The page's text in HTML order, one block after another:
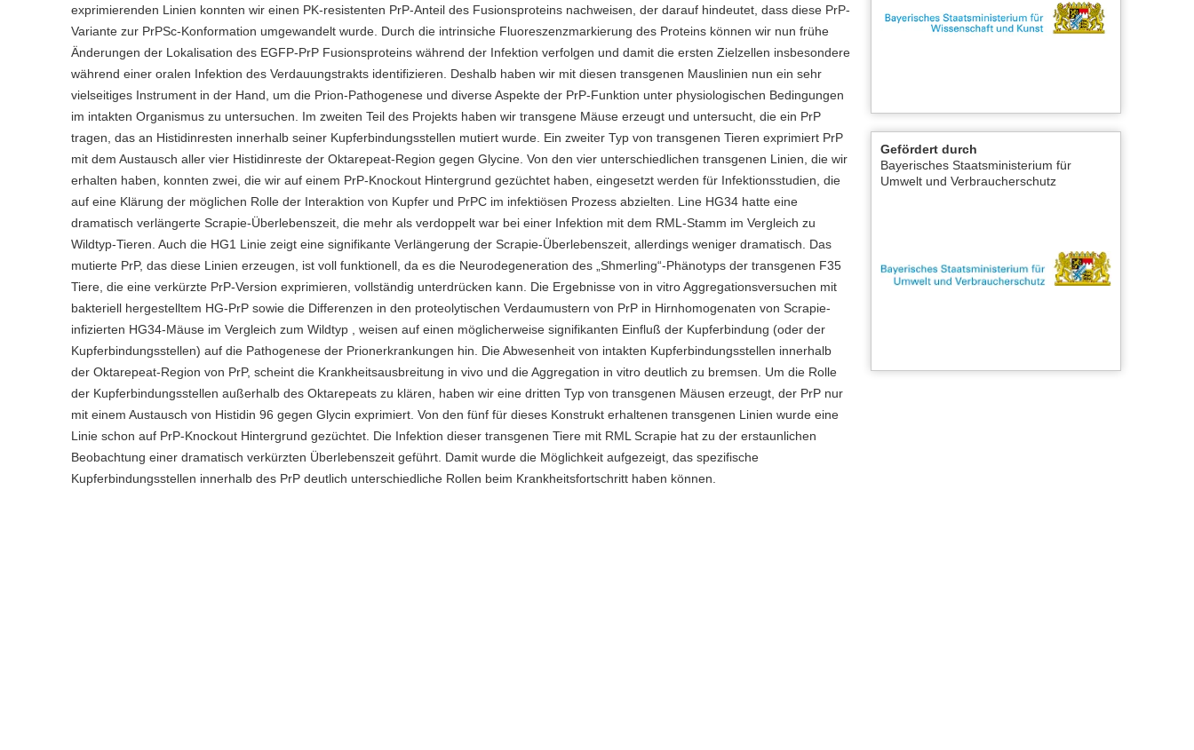
exprimierenden Linien konnten wir einen PK-resistenten PrP-Anteil des Fusionsproteins nachweisen, der darauf hindeutet, dass diese PrP-
Variante zur PrPSc-Konformation umgewandelt wurde. Durch die intrinsiche Fluoreszenzmarkierung des Proteins können wir nun frühe
Änderungen der Lokalisation des EGFP-PrP Fusionsproteins während der Infektion verfolgen und damit die ersten Zielzellen insbesondere
während einer oralen Infektion des Verdauungstrakts identifizieren. Deshalb haben wir mit diesen transgenen Mauslinien nun ein sehr
vielseitiges Instrument in der Hand, um die Prion-Pathogenese und diverse Aspekte der PrP-Funktion unter physiologischen Bedingungen
im intakten Organismus zu untersuchen. Im zweiten Teil des Projekts haben wir transgene Mäuse erzeugt und untersucht, die ein PrP
tragen, das an Histidinresten innerhalb seiner Kupferbindungsstellen mutiert wurde. Ein zweiter Typ von transgenen Tieren exprimiert PrP
mit dem Austausch aller vier Histidinreste der Oktarepeat-Region gegen Glycine. Von den vier unterschiedlichen transgenen Linien, die wir
erhalten haben, konnten zwei, die wir auf einem PrP-Knockout Hintergrund gezüchtet haben, eingesetzt werden für Infektionsstudien, die
auf eine Klärung der möglichen Rolle der Interaktion von Kupfer und PrPC im infektiösen Prozess abzielten. Line HG34 hatte eine
dramatisch verlängerte Scrapie-Überlebenszeit, die mehr als verdoppelt war bei einer Infektion mit dem RML-Stamm im Vergleich zu
Wildtyp-Tieren. Auch die HG1 Linie zeigt eine signifikante Verlängerung der Scrapie-Überlebenszeit, allerdings weniger dramatisch. Das
mutierte PrP, das diese Linien erzeugen, ist voll funktionell, da es die Neurodegeneration des „Shmerling“-Phänotyps der transgenen F35
Tiere, die eine verkürzte PrP-Version exprimieren, vollständig unterdrücken kann. Die Ergebnisse von in vitro Aggregationsversuchen mit
bakteriell hergestelltem HG-PrP sowie die Differenzen in den proteolytischen Verdaumustern von PrP in Hirnhomogenaten von Scrapie-
infizierten HG34-Mäuse im Vergleich zum Wildtyp , weisen auf einen möglicherweise signifikanten Einfluß der Kupferbindung (oder der
Kupferbindungsstellen) auf die Pathogenese der Prionerkrankungen hin. Die Abwesenheit von intakten Kupferbindungsstellen innerhalb
der Oktarepeat-Region von PrP, scheint die Krankheitsausbreitung in vivo und die Aggregation in vitro deutlich zu bremsen. Um die Rolle
der Kupferbindungsstellen außerhalb des Oktarepeats zu klären, haben wir eine dritten Typ von transgenen Mäusen erzeugt, der PrP nur
mit einem Austausch von Histidin 96 gegen Glycin exprimiert. Von den fünf für dieses Konstrukt erhaltenen transgenen Linien wurde eine
Linie schon auf PrP-Knockout Hintergrund gezüchtet. Die Infektion dieser transgenen Tiere mit RML Scrapie hat zu der erstaunlichen
Beobachtung einer dramatisch verkürzten Überlebenszeit geführt. Damit wurde die Möglichkeit aufgezeigt, das spezifische
Kupferbindungsstellen innerhalb des PrP deutlich unterschiedliche Rollen beim Krankheitsfortschritt haben können.
Gefördert durch
Bayerisches Staatsministerium für
Umwelt und Verbraucherschutz